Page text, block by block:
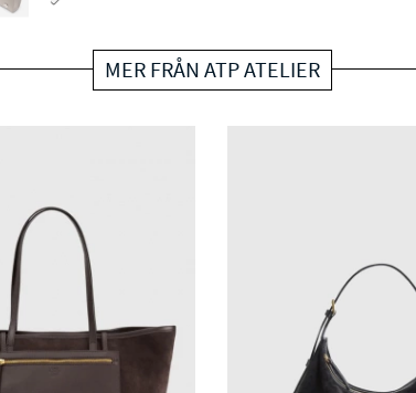
MER FRÅN ATP ATELIER